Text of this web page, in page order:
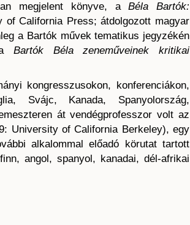
megjelent könyve, aBéla Bartók:
of California Press; átdolgozott magyar
a Bartók művek tematikus jegyzékén
Bartók Béla zeneműveinek kritikai
kongresszusokon, konferenciákon,
Svájc, Kanada, Spanyolország,
át vendégprofesszor volt az
University of California Berkeley), egy
alkalommal előadó körutat tartott
angol, spanyol, kanadai, dél-afrikai